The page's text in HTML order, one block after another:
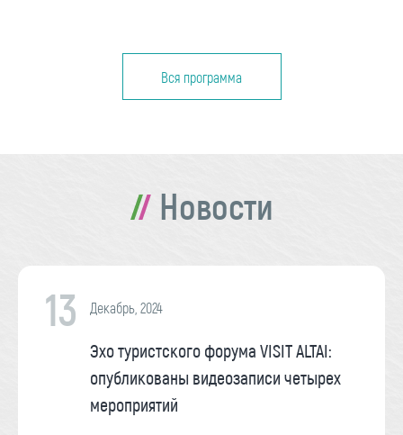
Вся программа
Новости
13 Декабрь, 2024
Эхо туристского форума VISIT ALTAI:
опубликованы видеозаписи четырех
мероприятий